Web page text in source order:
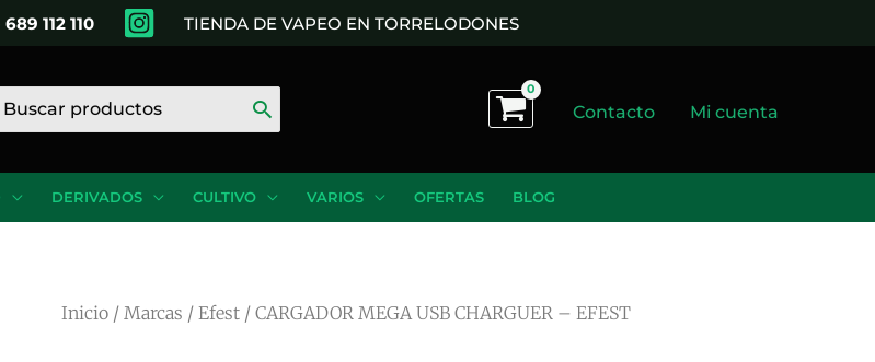
112 110 TIENDA DE VAPEO EN TORRELODONES
Contacto Mi cuenta
DERIVADOS CULTIVO VARIOS OFERTAS BLOG
Inicio / Marcas / Efest / CARGADOR MEGA USB CHARGUER – EFEST